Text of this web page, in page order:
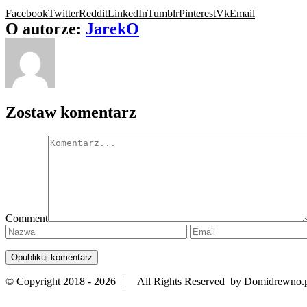
FacebookTwitterRedditLinkedInTumblrPinterestVkEmail
O autorze: JarekO
Zostaw komentarz
Comment
© Copyright 2018 - 2026 | All Rights Reserved by